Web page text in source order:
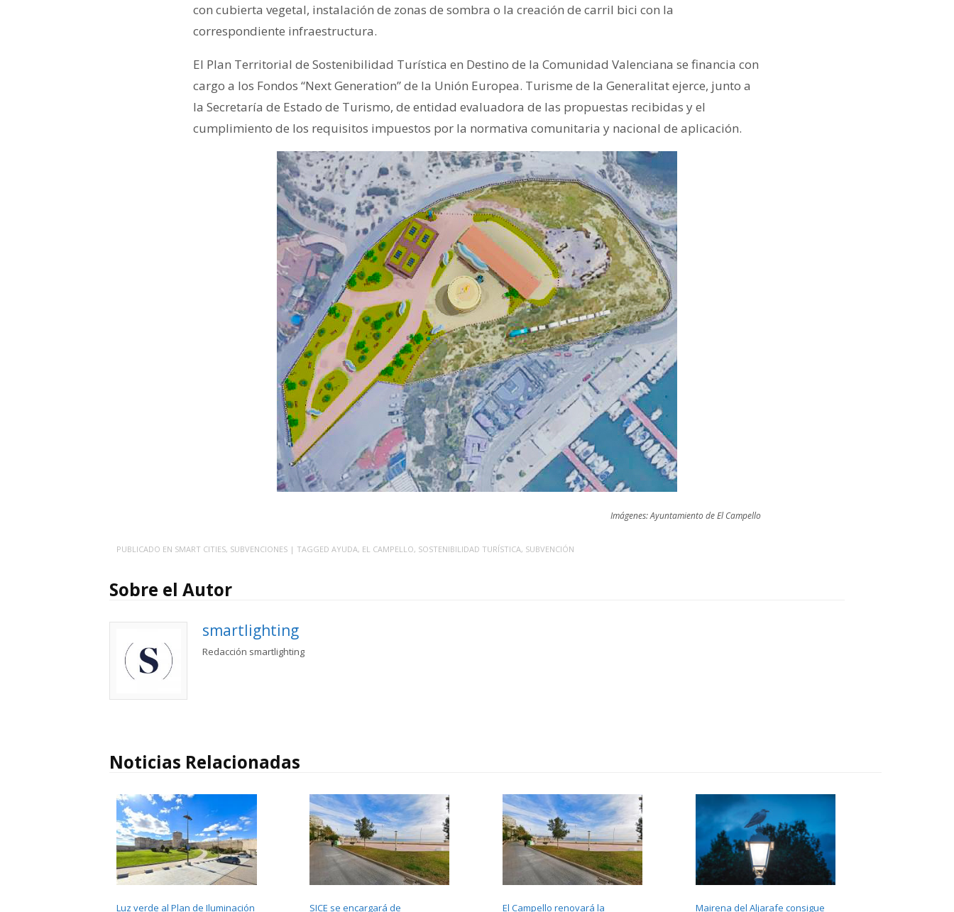
con cubierta vegetal, instalación de zonas de sombra o la creación de carril bici con la
correspondiente infraestructura.
El Plan Territorial de Sostenibilidad Turística en Destino de la Comunidad Valenciana se financia con
cargo a los Fondos “Next Generation” de la Unión Europea. Turisme de la Generalitat ejerce, junto a
la Secretaría de Estado de Turismo, de entidad evaluadora de las propuestas recibidas y el
cumplimiento de los requisitos impuestos por la normativa comunitaria y nacional de aplicación.
Imágenes: Ayuntamiento de El Campello
PUBLICADO EN SMART CITIES, SUBVENCIONES | TAGGED AYUDA, EL CAMPELLO, SOSTENIBILIDAD TURÍSTICA, SUBVENCIÓN
Sobre el Autor
smartlighting
Redacción smartlighting
Noticias Relacionadas
Luz verde al Plan de Iluminación
SICE se encargará de
El Campello renovará la
Mairena del Aljarafe consigue